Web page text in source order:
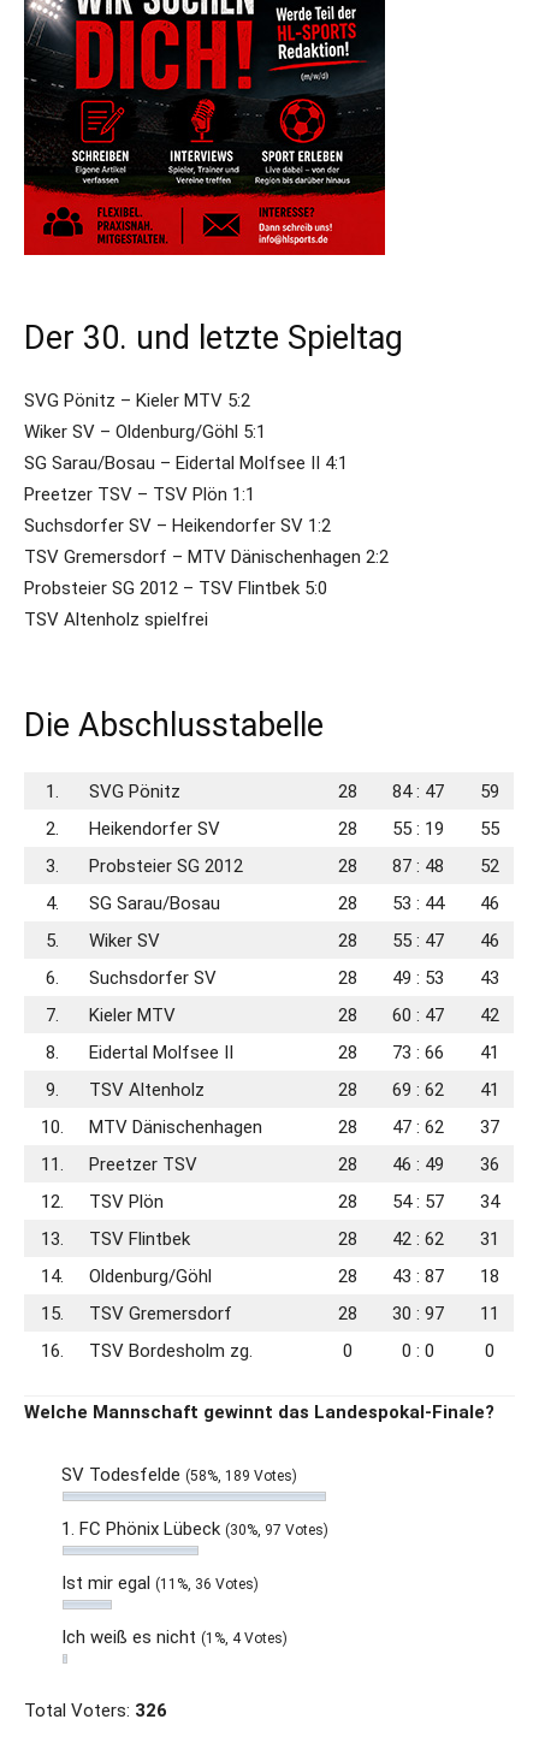
Der 30. und letzte Spieltag
SVG Pönitz – Kieler MTV 5:2
Wiker SV – Oldenburg/Göhl 5:1
SG Sarau/Bosau – Eidertal Molfsee II 4:1
Preetzer TSV – TSV Plön 1:1
Suchsdorfer SV – Heikendorfer SV 1:2
TSV Gremersdorf – MTV Dänischenhagen 2:2
Probsteier SG 2012 – TSV Flintbek 5:0
TSV Altenholz spielfrei
Die Abschlusstabelle
1. SVG Pönitz 28 84 : 47
59
2.
Heikendorfer SV 28 55 : 19
55
3.
Probsteier SG 2012 28 87 : 48
52
4.
SG Sarau/​Bosau 28 53 : 44
46
5.
Wiker SV 28 55 : 47
46
6.
Suchsdorfer SV 28 49 : 53
43
7.
Kieler MTV 28 60 : 47
42
8.
Eidertal Molfsee II 28 73 : 66
41
9.
TSV Altenholz 28 69 : 62
41
10.
MTV Dänischenhagen 28 47 : 62
37
11.
Preetzer TSV 28 46 : 49
36
12.
TSV Plön 28 54 : 57
34
13.
TSV Flintbek 28 42 : 62
31
14.
Oldenburg/​Göhl 28 43 : 87
18
15.
TSV Gremersdorf 28 30 : 97
11
16.
TSV Bordesholm zg. 0 0 : 0 0
Welche Mannschaft gewinnt das Landespokal-Finale?
SV Todesfelde (58%, 189 Votes)
1. FC Phönix Lübeck (30%, 97 Votes)
Ist mir egal (11%, 36 Votes)
Ich weiß es nicht (1%, 4 Votes)
Total Voters: 326